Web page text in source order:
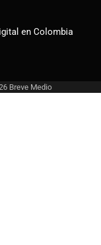
en Colombia
Breve Medio